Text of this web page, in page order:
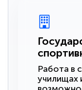
Работа в
училищах